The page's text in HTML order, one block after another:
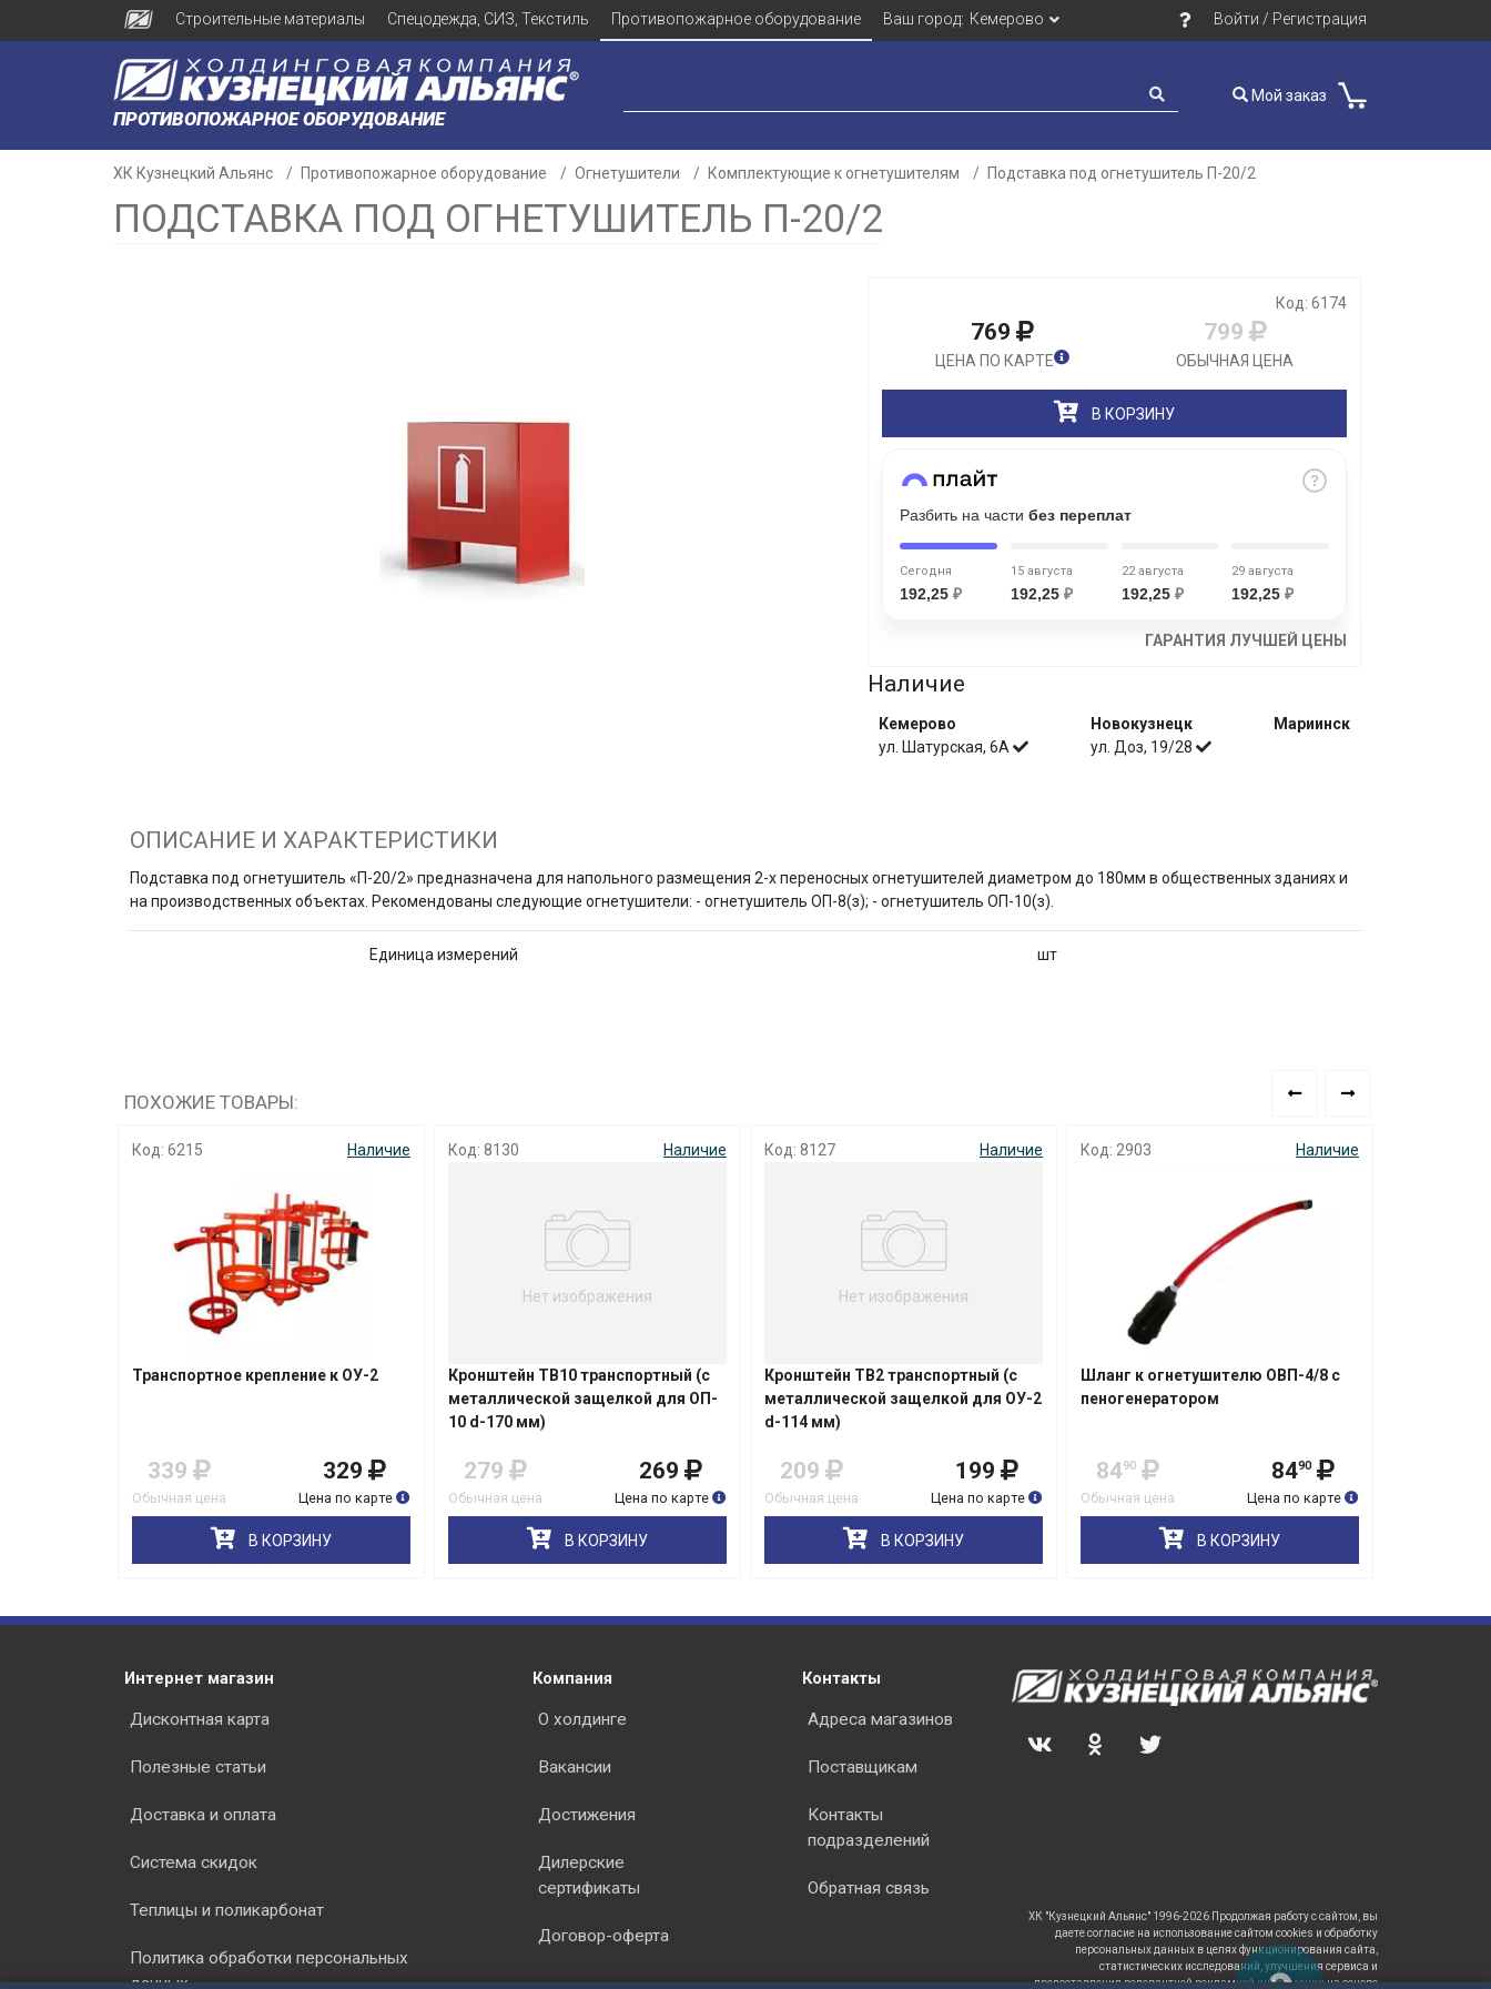
Строительные материалы Спецодежда, СИЗ, Текстиль Противопожарное оборудование Ваш город: Кемерово Войти / Регистрация
ПРОТИВОПОЖАРНОЕ ОБОРУДОВАНИЕ
Мой заказ
ХК Кузнецкий Альянс Противопожарное оборудование Огнетушители Комплектующие к огнетушителям Подставка под огнетушитель П-20/2
ПОДСТАВКА ПОД ОГНЕТУШИТЕЛЬ П-20/2
Код: 6174
769
ЦЕНА ПО КАРТЕ
799
ОБЫЧНАЯ ЦЕНА
В КОРЗИНУ
Разбить на части без переплат
Сегодня
192,25 ₽
15 августа
192,25 ₽
22 августа
192,25 ₽
29 августа
192,25₽
ГАРАНТИЯ ЛУЧШЕЙ ЦЕНЫ
Наличие
Кемерово
ул. Шатурская, 6А
Новокузнецк
ул. Доз, 19/28
Мариинск
ОПИСАНИЕ И ХАРАКТЕРИСТИКИ
Подставка под огнетушитель «П-20/2» предназначена для напольного размещения 2-х переносных огнетушителей диаметром до 180мм в общественных зданиях и
на производственных объектах. Рекомендованы следующие огнетушители: - огнетушитель ОП-8(з); - огнетушитель ОП-10(з).
Единица измерений шт
ПОХОЖИЕ ТОВАРЫ:
Код: 6215 Наличие
Транспортное крепление к ОУ-2
339
Обычная цена
329
Цена по карте
В КОРЗИНУ
Код: 8130 Наличие
Нет изображения
Кронштейн ТВ10 транспортный (с
металлической защелкой для ОП-
10 d-170 мм)
279
Обычная цена
269
Цена по карте
В КОРЗИНУ
Код: 8127 Наличие
Нет изображения
Кронштейн ТВ2 транспортный (с
металлической защелкой для ОУ-2
d-114 мм)
209
Обычная цена
199
Цена по карте
В КОРЗИНУ
Код: 2903 Наличие
Шланг к огнетушителю ОВП-4/8 с
пеногенератором
8490
Обычная цена
8490
Цена по карте
В КОРЗИНУ
Сегодня
25%
Получайте товар выбранный способом
раз в 2
недели
раз в 2 недели
plait.ru
Интернет магазин
Дисконтная карта
Полезные статьи
Доставка и оплата
Система скидок
Теплицы и поликарбонат
Политика обработки персональных
данных
Компания
О холдинге
Вакансии
Достижения
Дилерские
сертификаты
Договор-оферта
Контакты
Адреса магазинов
Поставщикам
Контакты
подразделений
Обратная связь
ХК "Кузнецкий Альянс" 1996-2026 Продолжая работу с сайтом, вы
даете согласие на использование сайтом cookies и обработку
персональных данных в целях функционирования сайта,
статистических исследований, улучшения сервиса и
предоставления релевантной рекламной информации на основе